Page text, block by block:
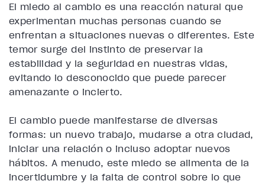
El miedo al cambio es una reacción natural que
experimentan muchas personas cuando se
enfrentan a situaciones nuevas o diferentes. Este
temor surge del instinto de preservar la
estabilidad y la seguridad en nuestras vidas,
evitando lo desconocido que puede parecer
amenazante o incierto.
El cambio puede manifestarse de diversas
formas: un nuevo trabajo, mudarse a otra ciudad,
iniciar una relación o incluso adoptar nuevos
hábitos. A menudo, este miedo se alimenta de la
incertidumbre y la falta de control sobre lo que